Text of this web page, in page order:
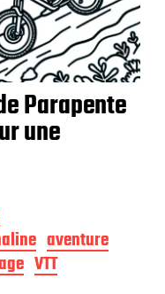
Parapente
une
aventure
VTT